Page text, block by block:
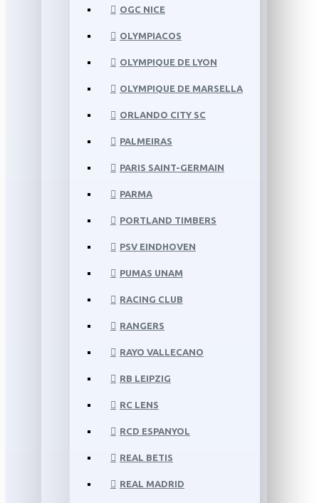
OGC NICE
OLYMPIACOS
OLYMPIQUE DE LYON
OLYMPIQUE DE MARSELLA
ORLANDO CITY SC
PALMEIRAS
PARIS SAINT-GERMAIN
PARMA
PORTLAND TIMBERS
PSV EINDHOVEN
PUMAS UNAM
RACING CLUB
RANGERS
RAYO VALLECANO
RB LEIPZIG
RC LENS
RCD ESPANYOL
REAL BETIS
REAL MADRID